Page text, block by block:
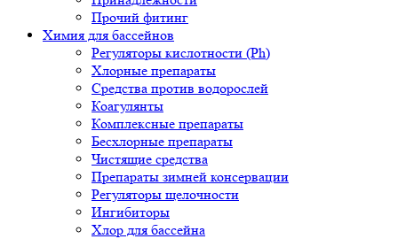
Прочий фитинг
Химия для бассейнов
Регуляторы кислотности (Ph)
Хлорные препараты
Средства против водорослей
Коагулянты
Комплексные препараты
Бесхлорные препараты
Чистящие средства
Препараты зимней консервации
Регуляторы щелочности
Ингибиторы
Хлор для бассейна